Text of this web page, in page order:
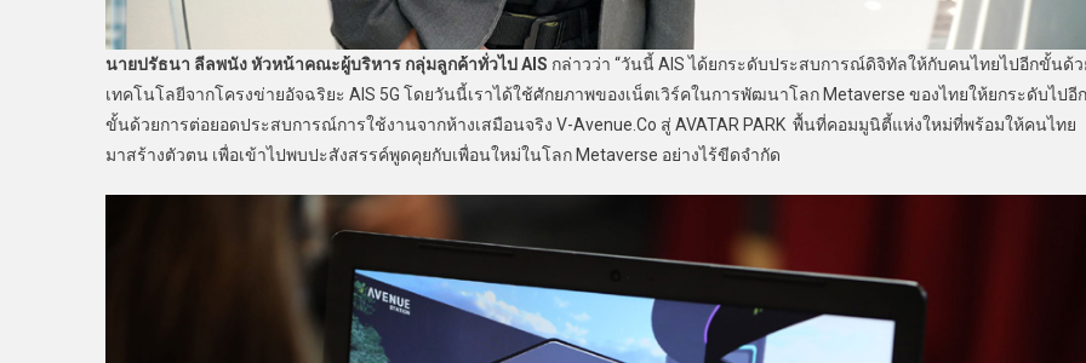
นายปรัธนา ลีลพนัง หัวหน้าคณะผู้บริหาร กลุ่มลูกค้าทั่วไปAIS กล่าวว่า “วันนี้ AIS ได้ยกระดับประสบการณ์ดิจิทัลให้กับคนไทยไปอีกขั้นด้
เทคโนโลยีจากโครงข่ายอัจฉริยะ AIS 5G โดยวันนี้เราได้ใช้ศักยภาพของเน็ตเวิร์คในการพัฒนาโลก Metaverse ของไทยให้ยกระดับไปอีก
ขั้นด้วยการต่อยอดประสบการณ์การใช้งานจากห้างเสมือนจริง V-Avenue.Co สู่ AVATAR PARK พื้นที่คอมมูนิตี้แห่งใหม่ที่พร้อมให้คนไทย
มาสร้างตัวตน เพื่อเข้าไปพบปะสังสรรค์พูดคุยกับเพื่อนใหม่ในโลก Metaverse อย่างไร้ขีดจำกัด